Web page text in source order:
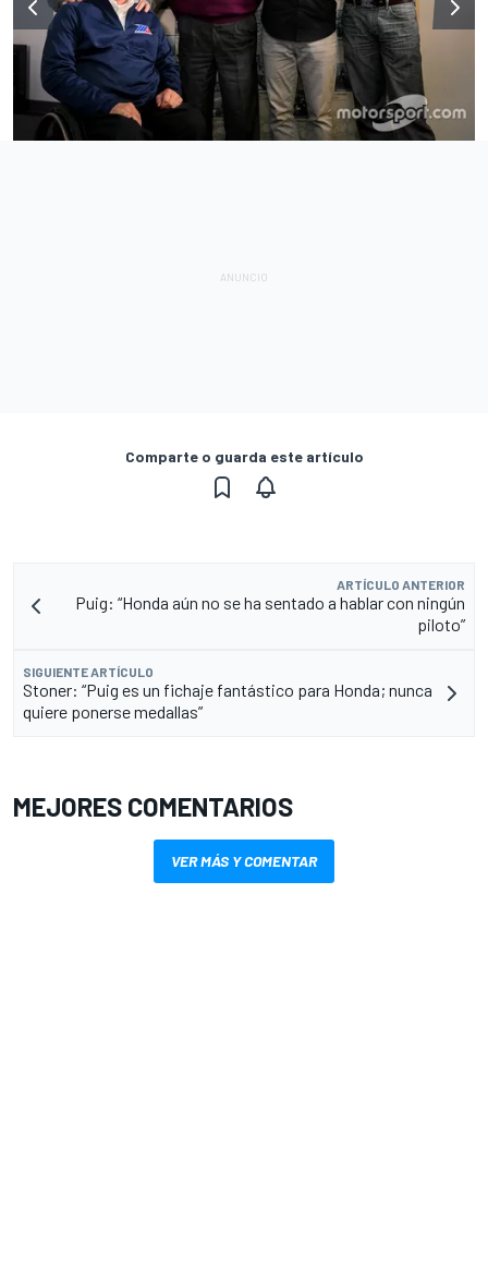
Comparte o guarda este artículo
ARTÍCULO ANTERIOR
Puig: “Honda aún no se ha sentado a hablar con ningún
piloto”
SIGUIENTE ARTÍCULO
Stoner: “Puig es un fichaje fantástico para Honda; nunca
quiere ponerse medallas”
MEJORES COMENTARIOS
VER MÁS Y COMENTAR